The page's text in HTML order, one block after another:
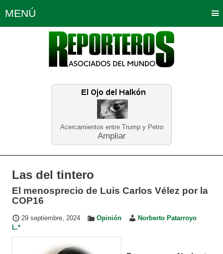
Acercamientos entre Trump y Petro
Ampliar
MENÚ
Política Opinión Bogotá
Planeta Tierra Deportes
Educación Neira
Las del tintero
El menosprecio de Luis Carlos Vélez por la
COP16
29 septiembre, 2024 Opinión
Norberto Patarroyo
L.*